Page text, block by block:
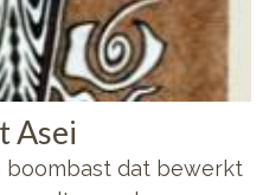
Asei
boombast dat bewerkt